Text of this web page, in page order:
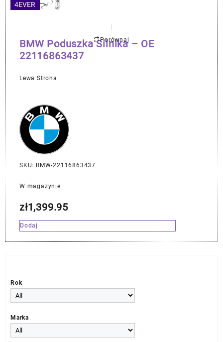
4EVER
Porównaj
BMW Poduszka Silnika – OE
22116863437
Lewa Strona
SKU: BMW-22116863437
W magazynie
zł1,399.95
Dodaj
Rok
Marka